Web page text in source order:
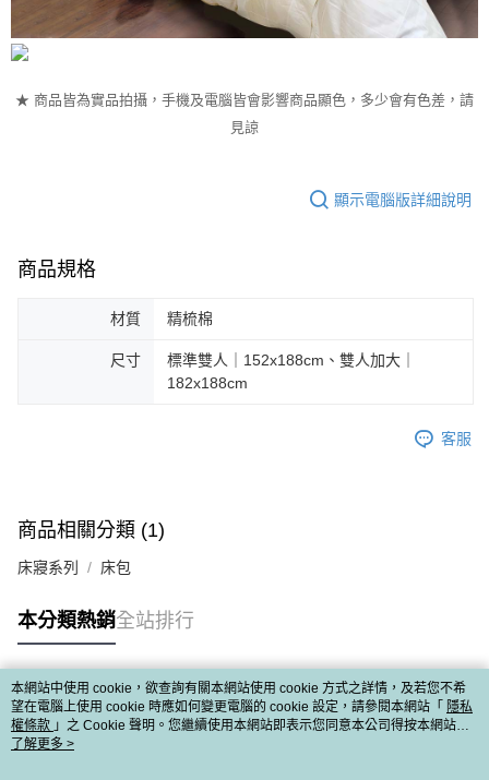
★ 商品皆為實品拍攝，手機及電腦皆會影響商品顯色，多少會有色差，請
見諒
顯示電腦版詳細說明
商品規格
材質 精梳棉
尺寸
標準雙人｜152x188cm、雙人加大｜
182x188cm
客服
商品相關分類 (1)
床寢系列 床包
本分類熱銷全站排行
熱門標籤
本網站中使用 cookie，欲查詢有關本網站使用 cookie 方式之詳情，及若您不希
望在電腦上使用 cookie 時應如何變更電腦的 cookie 設定，請參閱本網站「 隱私
權條款 」之 Cookie 聲明。您繼續使用本網站即表示您同意本公司得按本網站使
用條款之 Cookie 聲明使用 cookie。
了解更多 >